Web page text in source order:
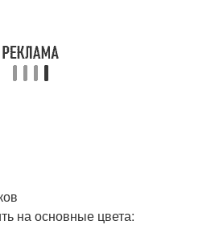
на основные цвета: